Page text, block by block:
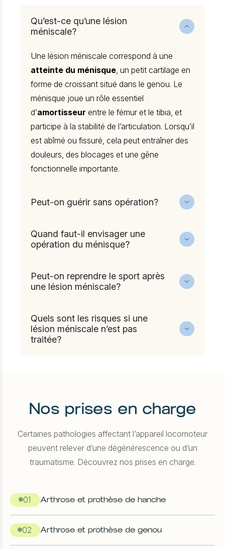
Qu’est-ce qu’une lésion
méniscale?
Une lésion méniscale correspond à une
atteinte du ménisque , un petit cartilage en
forme de croissant situé dans le genou. Le
ménisque joue un rôle essentiel
d’amortisseur entre le fémur et le tibia, et
participe à la stabilité de l’articulation. Lorsqu’il
est abîmé ou fissuré, cela peut entraîner des
douleurs, des blocages et une gêne
fonctionnelle importante.
Peut-on guérir sans opération?
non chirurgical est possible. Nous
recommandons durepos, de la
et parfois des infiltrations. Ce traitement est
particulièrement adapté aux lésions
Quand faut-il envisager une
opération du ménisque?
symptômes persistent malgré le traitement
médical, ou en cas deblocage du genou,
fonctionnelle durable
. Elle est également
indiquée chez les patients jeunes avec une
lésion traumatique.
Peut-on reprendre le sport après
une lésion méniscale?
rééducation. Elle dépend du type de lésion et
du traitement, mais elle se fait généralement
de manière
Quels sont les risques si une
lésion méniscale n’est pas
traitée?
diagnostic et d’un suivi adaptés.
Nos prises en charge
Certaines pathologies affectant l’appareil locomoteur
peuvent relever d’une dégénérescence ou d’un
traumatisme. Découvrez nos prises en charge.
01 Arthrose et prothèse de hanche
02 Arthrose et prothèse de genou